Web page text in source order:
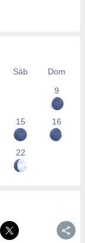
Sáb
Dom
9
15 16
22